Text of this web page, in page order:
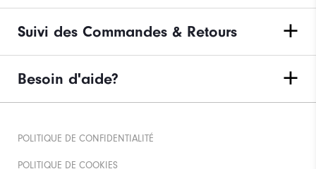
Suivi des Commandes & Retours
Besoin d'aide?
POLITIQUE DE CONFIDENTIALITÉ
POLITIQUE DE COOKIES